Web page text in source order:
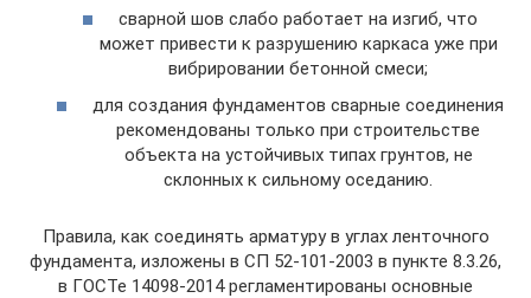
сварной шов слабо работает на изгиб, что
может привести к разрушению каркаса уже при
вибрировании бетонной смеси;
для создания фундаментов сварные соединения
рекомендованы только при строительстве
объекта на устойчивых типах грунтов, не
склонных к сильному оседанию.
Правила, как соединять арматуру в углах ленточного
фундамента, изложены в СП 52-101-2003 в пункте 8.3.26,
в ГОСТе 14098-2014 регламентированы основные